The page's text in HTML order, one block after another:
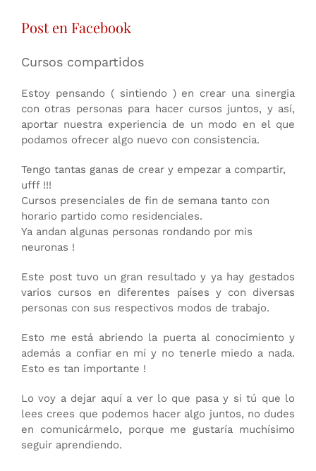
Post en Facebook
Cursos compartidos
Estoy pensando ( sintiendo ) en crear una sinergia
con otras personas para hacer cursos juntos, y así,
aportar nuestra experiencia de un modo en el que
podamos ofrecer algo nuevo con consistencia.
Tengo tantas ganas de crear y empezar a compartir,
ufff !!!
Cursos presenciales de fin de semana tanto con
horario partido como residenciales.
Ya andan algunas personas rondando por mis
neuronas !
Este post tuvo un gran resultado y ya hay gestados
varios cursos en diferentes países y con diversas
personas con sus respectivos modos de trabajo.
Esto me está abriendo la puerta al conocimiento y
además a confiar en mí y no tenerle miedo a nada.
Esto es tan importante !
Lo voy a dejar aquí a ver lo que pasa y si tú que lo
lees crees que podemos hacer algo juntos, no dudes
en comunicármelo, porque me gustaría muchísimo
seguir aprendiendo.